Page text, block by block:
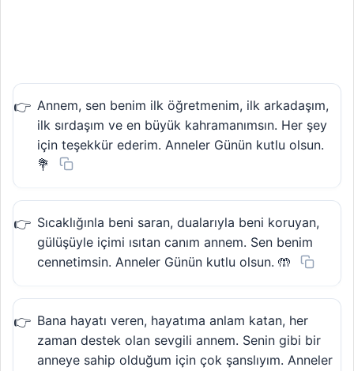
Annem, sen benim ilk öğretmenim, ilk arkadaşım,
ilk sırdaşım ve en büyük kahramanımsın. Her şey
için teşekkür ederim. Anneler Günün kutlu olsun.
💐
Sıcaklığınla beni saran, dualarıyla beni koruyan,
gülüşüyle içimi ısıtan canım annem. Sen benim
cennetimsin. Anneler Günün kutlu olsun. 🤲
Bana hayatı veren, hayatıma anlam katan, her
zaman destek olan sevgili annem. Senin gibi bir
anneye sahip olduğum için çok şanslıyım. Anneler